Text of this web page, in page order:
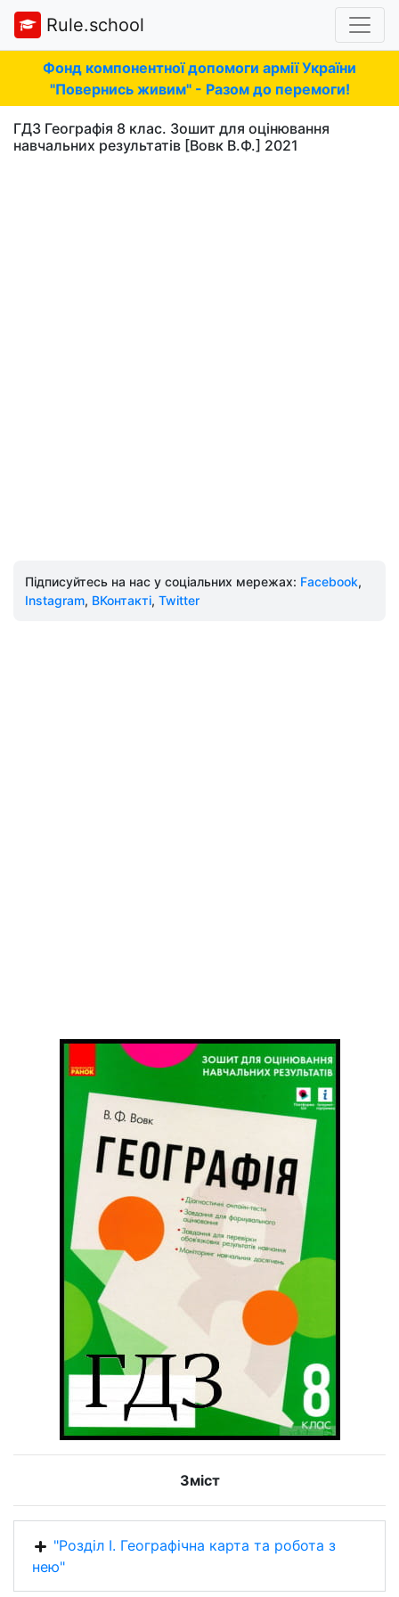
Rule.school
Фонд компонентної допомоги армії України
"Повернись живим" - Разом до перемоги!
ГДЗ Географія 8 клас. Зошит для оцінювання
навчальних результатів [Вовк В.Ф.] 2021
Підписуйтесь на нас у соціальних мережах: Facebook,
Instagram, ВКонтакті, Twitter
Зміст
"Розділ І. Географічна карта та робота з
нею"